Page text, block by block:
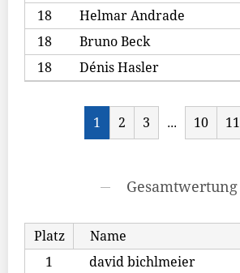
18
Helmar Andrade
18
Bruno Beck
18
Dénis Hasler
1 2 3 ... 10 11
Gesamtwertung
Platz Name
1
david bichlmeier